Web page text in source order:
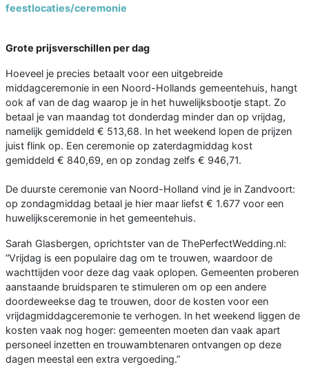
feestlocaties/ceremonie
Grote prijsverschillen per dag
Hoeveel je precies betaalt voor een uitgebreide
middagceremonie in een Noord-Hollands gemeentehuis, hangt
ook af van de dag waarop je in het huwelijksbootje stapt. Zo
betaal je van maandag tot donderdag minder dan op vrijdag,
namelijk gemiddeld € 513,68. In het weekend lopen de prijzen
juist flink op. Een ceremonie op zaterdagmiddag kost
gemiddeld € 840,69, en op zondag zelfs € 946,71.
De duurste ceremonie van Noord-Holland vind je in Zandvoort:
op zondagmiddag betaal je hier maar liefst € 1.677 voor een
huwelijksceremonie in het gemeentehuis.
Sarah Glasbergen, oprichtster van de ThePerfectWedding.nl:
“Vrijdag is een populaire dag om te trouwen, waardoor de
wachttijden voor deze dag vaak oplopen. Gemeenten proberen
aanstaande bruidsparen te stimuleren om op een andere
doordeweekse dag te trouwen, door de kosten voor een
vrijdagmiddagceremonie te verhogen. In het weekend liggen de
kosten vaak nog hoger: gemeenten moeten dan vaak apart
personeel inzetten en trouwambtenaren ontvangen op deze
dagen meestal een extra vergoeding.”